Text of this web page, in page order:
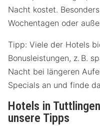
Nacht kostet.
Wochentagen oder
Tipp: Viele der Hotels
Bonusleistungen, z. B.
Nacht bei längeren
Specials an und finde
Hotels in
unsere Tipps